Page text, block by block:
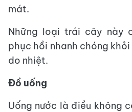
mát.
Những loại trái cây này
phục hồi nhanh chóng
do nhiệt.
Đồ uống
Uống nước là điều không